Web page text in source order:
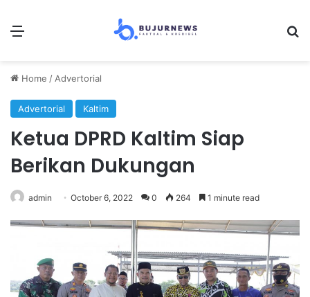
Home / Advertorial
Advertorial Kaltim
Ketua DPRD Kaltim Siap
Berikan Dukungan
admin October 6, 2022 0 264 1 minute read